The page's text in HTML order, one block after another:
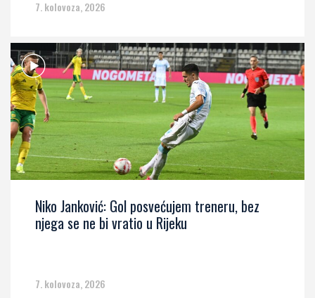
7. kolovoza, 2026
Niko Janković: Gol posvećujem treneru, bez
njega se ne bi vratio u Rijeku
7. kolovoza, 2026